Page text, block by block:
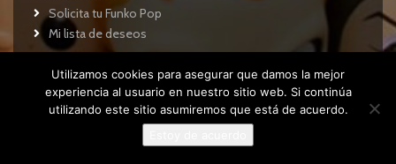
Solicita tu Funko Pop
Mi lista de deseos
Mi cuenta
Recuperar contraseña
Utilizamos cookies para asegurar que damos la mejor
experiencia al usuario en nuestro sitio web. Si continúa
utilizando este sitio asumiremos que está de acuerdo.